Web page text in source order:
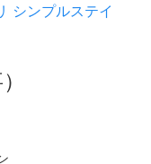
シンプルステイ